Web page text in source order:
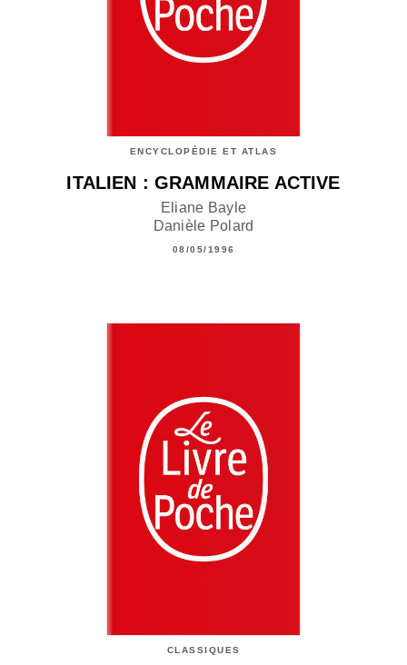
ENCYCLOPÉDIE ET ATLAS
ITALIEN : GRAMMAIRE ACTIVE
Eliane Bayle
Danièle Polard
08/05/1996
CLASSIQUES